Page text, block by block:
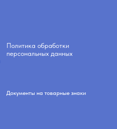
Политика обработки
персональных данных
Документы на товарные знаки